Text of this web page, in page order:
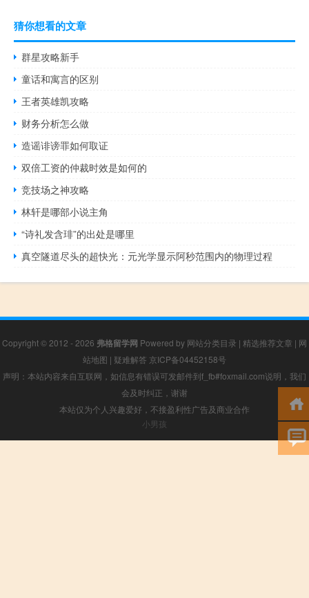
猜你想看的文章
群星攻略新手
童话和寓言的区别
王者英雄凯攻略
财务分析怎么做
造谣诽谤罪如何取证
双倍工资的仲裁时效是如何的
竞技场之神攻略
林轩是哪部小说主角
“诗礼发含琲”的出处是哪里
真空隧道尽头的超快光：元光学显示阿秒范围内的物理过程
Copyright © 2012 - 2026 弗格留学网 Powered by 网站分类目录 | 精选推荐文章 | 网
站地图 | 疑难解答 京ICP备04452158号
声明：本站内容来自互联网，如信息有错误可发邮件到f_fb#foxmail.com说明，我们
会及时纠正，谢谢
本站仅为个人兴趣爱好，不接盈利性广告及商业合作
小男孩